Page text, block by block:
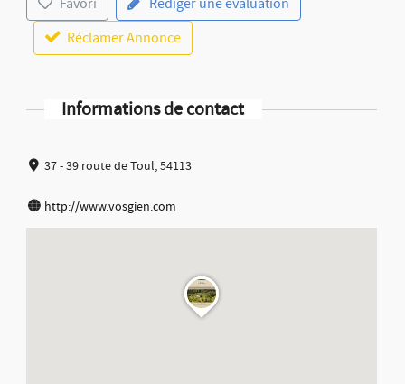
Réclamer Annonce
Informations de contact
37 - 39 route de Toul, 54113
http://www.vosgien.com